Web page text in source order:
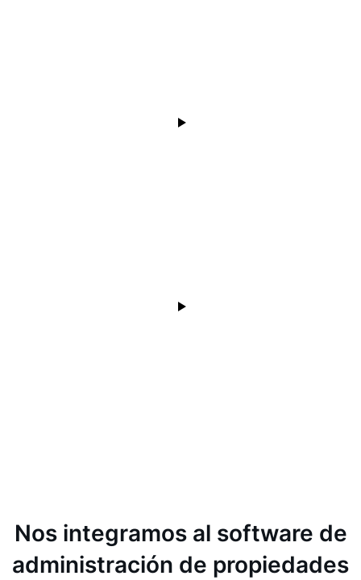
Nos integramos al software de
administración de propiedades